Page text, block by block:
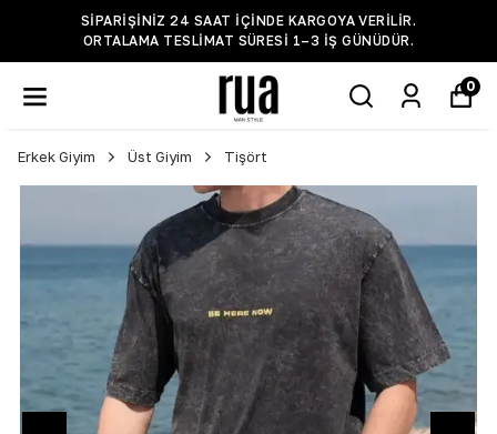
SIPARIŞINIZ 24 SAAT IÇINDE KARGOYA VERILIR.
ORTALAMA TESLIMAT SÜRESI 1–3 IŞ GÜNÜDÜR.
0
Erkek Giyim Üst Giyim Tişört